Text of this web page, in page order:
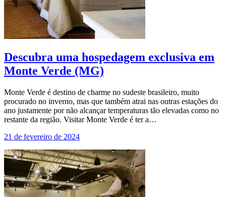
Descubra uma hospedagem exclusiva em
Monte Verde (MG)
Monte Verde é destino de charme no sudeste brasileiro, muito
procurado no inverno, mas que também atrai nas outras estações do
ano justamente por não alcançar temperaturas tão elevadas como no
restante da região. Visitar Monte Verde é ter a…
21 de fevereiro de 2024